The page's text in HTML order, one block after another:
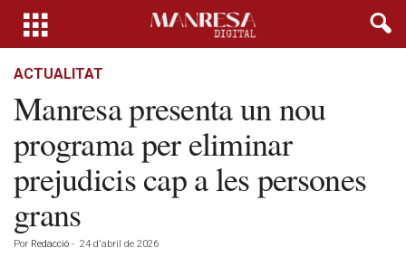
ACTUALITAT
Manresa presenta un nou
programa per eliminar
prejudicis cap a les persones
grans
Por Redacció - 24 d'abril de 2026